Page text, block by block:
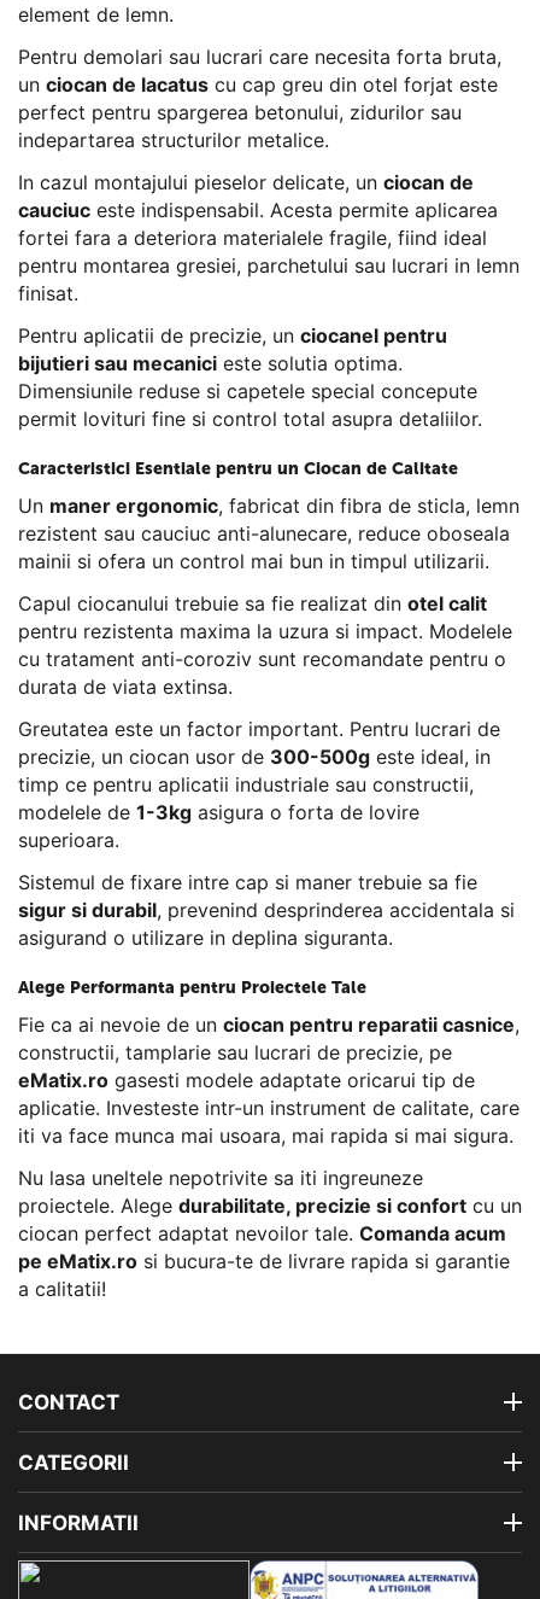
element de lemn.
Pentru demolari sau lucrari care necesita forta bruta,
un ciocan de lacatus cu cap greu din otel forjat este
perfect pentru spargerea betonului, zidurilor sau
indepartarea structurilor metalice.
In cazul montajului pieselor delicate, un ciocan de
cauciuc este indispensabil. Acesta permite aplicarea
fortei fara a deteriora materialele fragile, fiind ideal
pentru montarea gresiei, parchetului sau lucrari in lemn
finisat.
Pentru aplicatii de precizie, un ciocanel pentru
bijutieri sau mecanici este solutia optima.
Dimensiunile reduse si capetele special concepute
permit lovituri fine si control total asupra detaliilor.
Caracteristici Esentiale pentru un Ciocan de Calitate
Un maner ergonomic, fabricat din fibra de sticla, lemn
rezistent sau cauciuc anti-alunecare, reduce oboseala
mainii si ofera un control mai bun in timpul utilizarii.
Capul ciocanului trebuie sa fie realizat din otel calit
pentru rezistenta maxima la uzura si impact. Modelele
cu tratament anti-coroziv sunt recomandate pentru o
durata de viata extinsa.
Greutatea este un factor important. Pentru lucrari de
precizie, un ciocan usor de 300-500g este ideal, in
timp ce pentru aplicatii industriale sau constructii,
modelele de 1-3kg asigura o forta de lovire
superioara.
Sistemul de fixare intre cap si maner trebuie sa fie
sigur si durabil, prevenind desprinderea accidentala si
asigurand o utilizare in deplina siguranta.
Alege Performanta pentru Proiectele Tale
Fie ca ai nevoie de un ciocan pentru reparatii casnice,
constructii, tamplarie sau lucrari de precizie, pe
eMatix.ro gasesti modele adaptate oricarui tip de
aplicatie. Investeste intr-un instrument de calitate, care
iti va face munca mai usoara, mai rapida si mai sigura.
Nu lasa uneltele nepotrivite sa iti ingreuneze
proiectele. Alege durabilitate, precizie si confort cu un
ciocan perfect adaptat nevoilor tale. Comanda acum
pe eMatix.ro si bucura-te de livrare rapida si garantie
a calitatii!
CONTACT
CATEGORII
INFORMATII